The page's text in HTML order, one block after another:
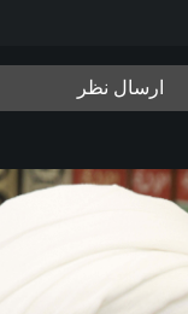
ارسال نظر